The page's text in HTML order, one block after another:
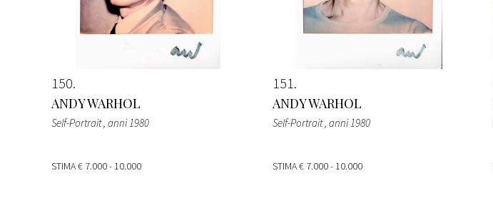
150
ANDY WARHOL
Self-Portrait, anni 1980
STIMA€ 7.000 - 10.000
151
ANDY WARHOL
Self-Portrait, anni 1980
STIMA€ 7.000 - 10.000